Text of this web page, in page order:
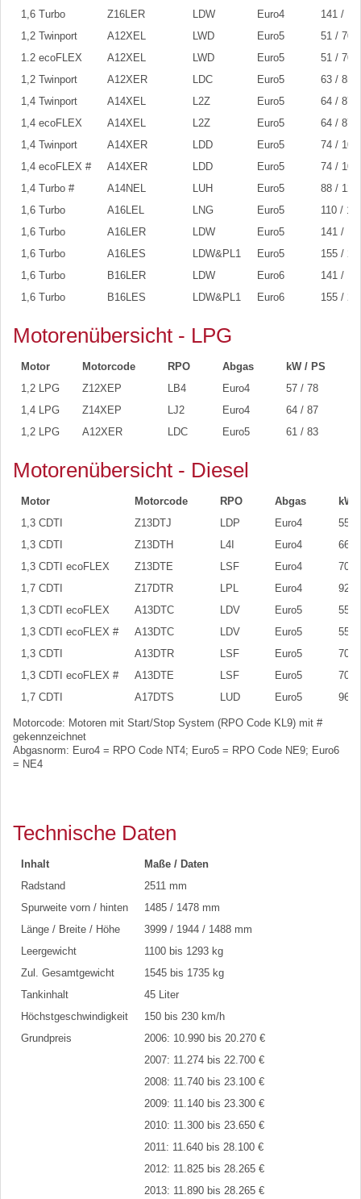
1,6 Turbo
Z16LER LDW Euro4
141 /
1,2 Twinport
A12XEL LWD Euro5
51 / 70
1.2 ecoFLEX
A12XEL LWD Euro5
51 / 70
1,2 Twinport
A12XER LDC Euro5
63 / 85
1,4 Twinport
A14XEL L2Z Euro5
64 / 87
1,4 ecoFLEX
A14XEL L2Z Euro5
64 / 87
1,4 Twinport
A14XER LDD Euro5
74 / 100
1,4 ecoFLEX #
A14XER LDD Euro5
74 / 100
1,4 Turbo #
A14NEL LUH Euro5
88 / 120
1,6 Turbo
A16LEL LNG Euro5
110 /
1,6 Turbo
A16LER LDW Euro5
141 /
1,6 Turbo
A16LES LDW&PL1 Euro5
155 /
1,6 Turbo
B16LER LDW Euro6
141 /
1,6 Turbo
B16LES LDW&PL1 Euro6 155 /
Motorenübersicht - LPG
Motor Motorcode RPO Abgas kW / PS
1,2 LPG
Z12XEP LB4 Euro4 57 / 78
1,4 LPG
Z14XEP LJ2 Euro4 64 / 87
1,2 LPG
A12XER LDC Euro5 61 / 83
Motorenübersicht - Diesel
Motor Motorcode RPO Abgas
kW
1,3 CDTI
Z13DTJ LDP Euro4
55 /
1,3 CDTI
Z13DTH L4I Euro4
66 /
1,3 CDTI ecoFLEX
Z13DTE LSF Euro4
70 /
1,7 CDTI
Z17DTR LPL Euro4
92 /
1,3 CDTI ecoFLEX
A13DTC LDV Euro5
55 /
1,3 CDTI ecoFLEX #
A13DTC LDV Euro5
55 /
1,3 CDTI
A13DTR LSF Euro5
70 /
1,3 CDTI ecoFLEX #
A13DTE LSF Euro5
70 /
1,7 CDTI
A17DTS LUD Euro5 96 /
Motorcode: Motoren mit Start/Stop System (RPO Code KL9) mit #
gekennzeichnet
Abgasnorm: Euro4 = RPO Code NT4; Euro5 = RPO Code NE9; Euro6
= NE4
Technische Daten
Inhalt
Maße / Daten
Radstand
2511 mm
Spurweite vorn / hinten
1485 / 1478 mm
Länge / Breite / Höhe
3999 / 1944 / 1488 mm
Leergewicht
1100 bis 1293 kg
Zul. Gesamtgewicht
1545 bis 1735 kg
Tankinhalt
45 Liter
Höchstgeschwindigkeit
150 bis 230 km/h
Grundpreis
2006: 10.990 bis 20.270 €
2007: 11.274 bis 22.700 €
2008: 11.740 bis 23.100 €
2009: 11.140 bis 23.300 €
2010: 11.300 bis 23.650 €
2011: 11.640 bis 28.100 €
2012: 11.825 bis 28.265 €
2013: 11.890 bis 28.265 €